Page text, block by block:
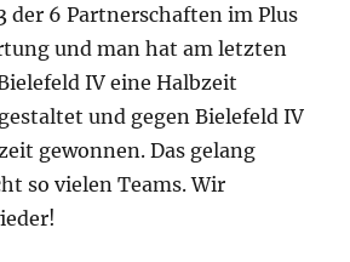
der 6 Partnerschaften im Plus
und man hat am letzten
IV eine Halbzeit
und gegen Bielefeld IV
gewonnen. Das gelang
so vielen Teams. Wir